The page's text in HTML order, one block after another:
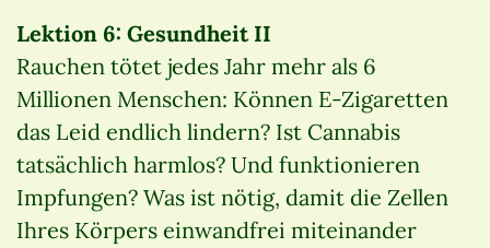
Lektion 6: Gesundheit II
Rauchen tötet jedes Jahr mehr als 6
Millionen Menschen: Können E-Zigaretten
das Leid endlich lindern? Ist Cannabis
tatsächlich harmlos? Und funktionieren
Impfungen? Was ist nötig, damit die Zellen
Ihres Körpers einwandfrei miteinander